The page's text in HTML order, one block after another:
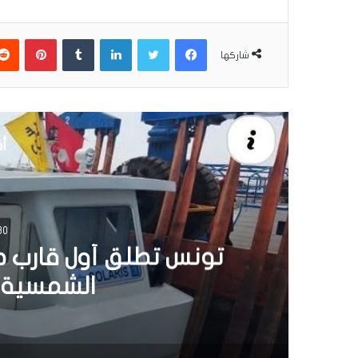
شاركها
فيسبوكتويتر لينكدإن
3 يونيو 2026
اكثر من 50
لفائدة